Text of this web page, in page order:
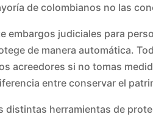
de colombianos no las
embargos judiciales para
de manera automática.
acreedores si no tomas
entre conservar el
herramientas de